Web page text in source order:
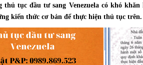
thủ tục đầu tư sang Venezuela có khó
kiến thức cơ bản để thực hiện thủ tục trên.